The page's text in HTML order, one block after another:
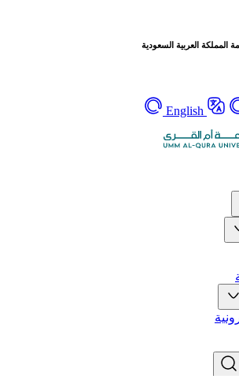
العربية السعودية
English